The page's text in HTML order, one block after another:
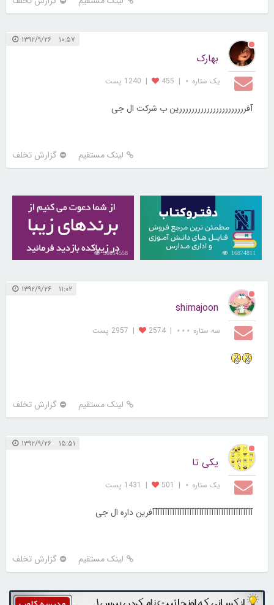
۱۰:۵۷ ۱۳۹۲/۹/۲۶
بهارک
یک ستاره ⋆ |
455
| 1240 پست
آفررررررررررررررررررررررین ب شرکت ال جی
لینک مستقیم گزارش تخلف
16874811
30814558
۱۱:۰۲ ۱۳۹۲/۹/۲۶
shimajoon
سه ستاره ⋆⋆⋆ |
2574
| 2957 پست
لینک مستقیم گزارش تخلف
۱۵:۵۱ ۱۳۹۲/۹/۲۶
یکی تا
یک ستاره ⋆ |
501
| 1431 پست
آآآآآآآآآآآآآآآآآآآآآآآآآآآآآآآآآآآآآآآآآفرین داره ال جی
لینک مستقیم گزارش تخلف